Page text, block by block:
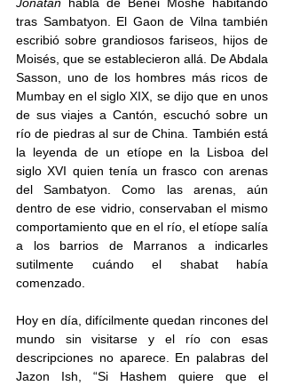
tras Sambatyon. El Gaon de Vilna también
escribió sobre grandiosos fariseos, hijos de
Moisés, que se establecieron allá. De Abdala
Sasson, uno de los hombres más ricos de
Mumbay en el siglo XIX, se dijo que en unos
de sus viajes a Cantón, escuchó sobre un
río de piedras al sur de China. También está
la leyenda de un etíope en la Lisboa del
siglo XVI quien tenía un frasco con arenas
del Sambatyon. Como las arenas, aún
dentro de ese vidrio, conservaban el mismo
comportamiento que en el río, el etíope salía
a los barrios de Marranos a indicarles
sutilmente cuándo el shabat había
comenzado.
Hoy en día, difícilmente quedan rincones del
mundo sin visitarse y el río con esas
descripciones no aparece. En palabras del
Jazon Ish, “Si Hashem quiere que el